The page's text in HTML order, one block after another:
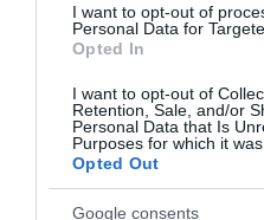
I want to opt-out of
Personal Data for
Opted In
I want to opt-out of
Retention, Sale, and/or
Personal Data that Is
Purposes for which it was
Opted Out
Google consents